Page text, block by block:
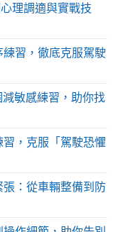
理調適與實戰技
習，徹底克服駕駛
敏感練習，助你找
，克服「駕駛恐懼
：從車輛整備到防